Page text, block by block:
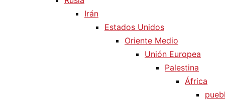
Irán
Estados Unidos
Oriente Medio
Unión Europea
Palestina
África